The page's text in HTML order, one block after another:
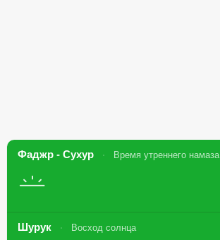
Фаджр - Сухур Время утреннего намаза
Шурук Восход солнца